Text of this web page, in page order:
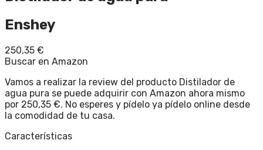
Enshey
250,35 €
Buscar en Amazon
Vamos a realizar la review del producto Distilador de
agua pura se puede adquirir con Amazon ahora mismo
por 250,35 €. No esperes y pídelo ya pídelo online desde
la comodidad de tu casa.
Características